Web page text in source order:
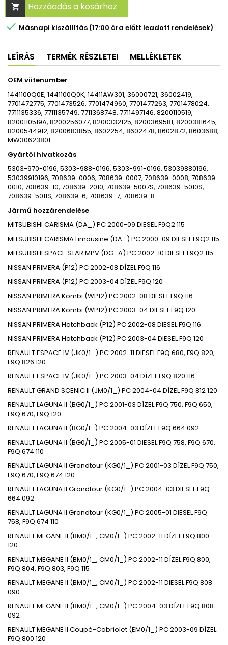
 Hozzáadás a kosárhoz
 Másnapi kiszállítás (17:00 óra előtt leadott rendelések)
LEÍRÁS TERMÉK RÉSZLETEI MELLÉKLETEK
OEM viitenumber
1441100Q0E, 1441100Q0K, 14411AW301, 36000721, 36002419,
7701472775, 7701473526, 7701474960, 7701477263, 7701478024,
7711135336, 7711135749, 7711368748, 7711497146, 8200110519,
8200110519A, 8200256077, 8200332125, 8200369581, 8200381645,
8200544912, 8200683855, 8602254, 8602478, 8602872, 8603688,
MW30623801
Gyártói hivatkozás
5303-970-0196, 5303-988-0196, 5303-991-0196, 53039880196,
53039910196, 708639-0006, 708639-0007, 708639-0008, 708639-
0010, 708639-10, 708639-2010, 708639-5007S, 708639-5010S,
708639-5011S, 708639-6, 708639-7, 708639-8
Jármű hozzárendelése
MITSUBISHI CARISMA (DA_) PC 2000-09 DIESEL F9Q2 115
MITSUBISHI CARISMA Limousine (DA_) PC 2000-09 DIESEL F9Q2 115
MITSUBISHI SPACE STAR MPV (DG_A) PC 2002-10 DIESEL F9Q2 115
NISSAN PRIMERA (P12) PC 2002-08 DÍZEL F9Q 116
NISSAN PRIMERA (P12) PC 2003-04 DÍZEL F9Q 120
NISSAN PRIMERA Kombi (WP12) PC 2002-08 DIESEL F9Q 116
NISSAN PRIMERA Kombi (WP12) PC 2003-04 DIESEL F9Q 120
NISSAN PRIMERA Hatchback (P12) PC 2002-08 DIESEL F9Q 116
NISSAN PRIMERA Hatchback (P12) PC 2003-04 DIESEL F9Q 120
RENAULT ESPACE IV (JK0/1_) PC 2002-11 DIESEL F9Q 680, F9Q 820,
F9Q 826 120
RENAULT ESPACE IV (JK0/1_) PC 2003-04 DÍZEL F9Q 820 116
RENAULT GRAND SCENIC II (JM0/1_) PC 2004-04 DÍZEL F9Q 812 120
RENAULT LAGUNA II (BG0/1_) PC 2001-03 DÍZEL F9Q 750, F9Q 650,
F9Q 670, F9Q 120
RENAULT LAGUNA II (BG0/1_) PC 2004-03 DÍZEL F9Q 664 092
RENAULT LAGUNA II (BG0/1_) PC 2005-01 DIESEL F9Q 758, F9Q 670,
F9Q 674 110
RENAULT LAGUNA II Grandtour (KG0/1_) PC 2001-03 DÍZEL F9Q 750,
F9Q 670, F9Q 674 120
RENAULT LAGUNA II Grandtour (KG0/1_) PC 2004-03 DIESEL F9Q
664 092
RENAULT LAGUNA II Grandtour (KG0/1_) PC 2005-01 DIESEL F9Q
758, F9Q 674 110
RENAULT MEGANE II (BM0/1_, CM0/1_) PC 2002-11 DÍZEL F9Q 800
120
RENAULT MEGANE II (BM0/1_, CM0/1_) PC 2002-11 DÍZEL F9Q 800,
F9Q 804, F9Q 803, F9Q 115
RENAULT MEGANE II (BM0/1_, CM0/1_) PC 2002-11 DIESEL F9Q 808
090
RENAULT MEGANE II (BM0/1_, CM0/1_) PC 2004-03 DÍZEL F9Q 808
092
RENAULT MEGANE II Coupé-Cabriolet (EM0/1_) PC 2003-09 DÍZEL
F9Q 800 120